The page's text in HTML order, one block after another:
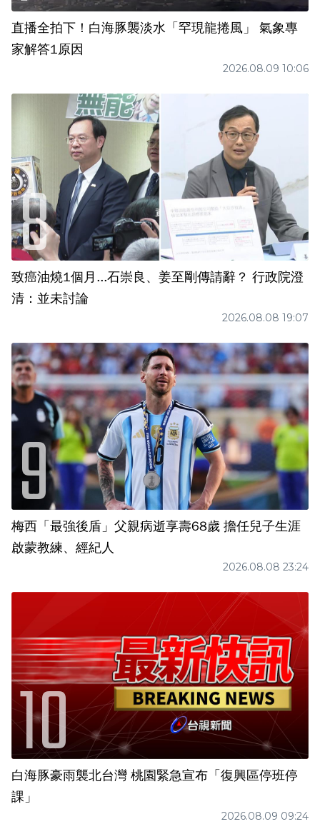
直播全拍下！白海豚襲淡水「罕現龍捲風」 氣象專
家解答1原因
2026.08.09 10:06
致癌油燒1個月...石崇良、姜至剛傳請辭？ 行政院澄
清：並未討論
2026.08.08 19:07
梅西「最強後盾」父親病逝享壽68歲 擔任兒子生涯
啟蒙教練、經紀人
2026.08.08 23:24
白海豚豪雨襲北台灣 桃園緊急宣布「復興區停班停
課」
2026.08.09 09:24